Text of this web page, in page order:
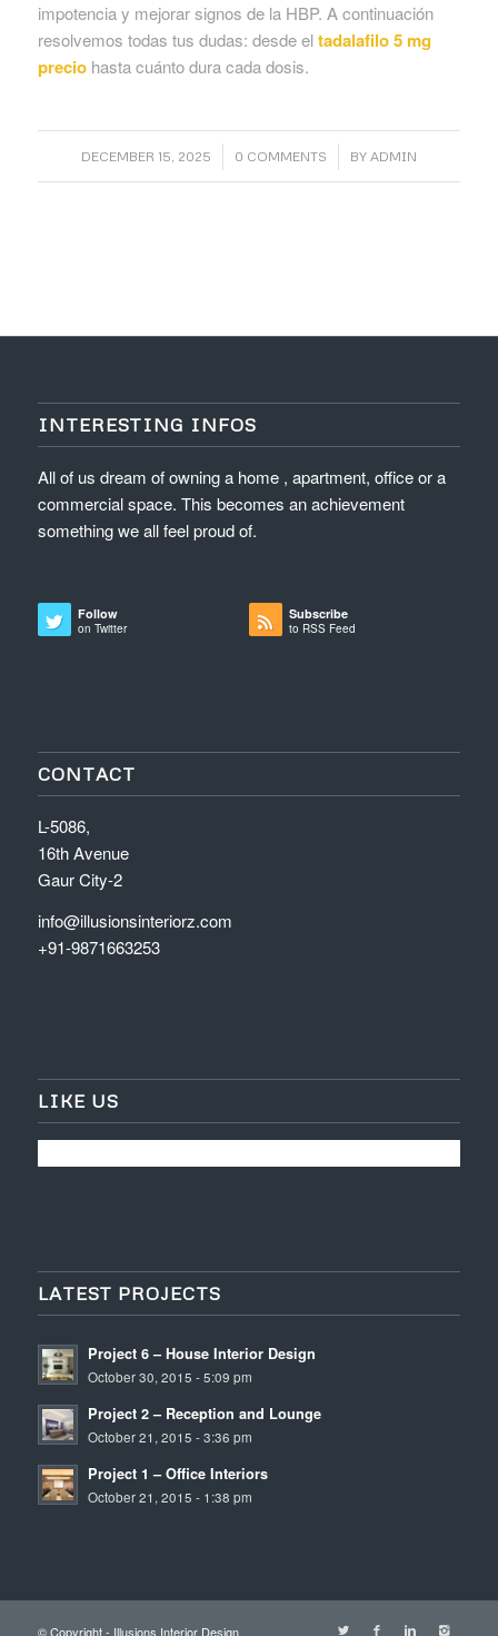
impotencia y mejorar signos de la HBP. A continuación
resolvemos todas tus dudas: desde eltadalafilo 5 mg
preciohasta cuánto dura cada dosis.
DECEMBER 15, 2025
/ 0 COMMENTS
/ BY ADMIN
INTERESTING INFOS
All of us dream of owning a home , apartment, office or a
commercial space. This becomes an achievement
something we all feel proud of.
Follow
on Twitter
Subscribe
to RSS Feed
CONTACT
L-5086,
16th Avenue
Gaur City-2
info@illusionsinteriorz.com
+91-9871663253
LIKE US
LATEST PROJECTS
Project 6 – House Interior Design
October 30, 2015 - 5:09 pm
Project 2 – Reception and Lounge
October 21, 2015 - 3:36 pm
Project 1 – Office Interiors
October 21, 2015 - 1:38 pm
© Copyright - Illusions Interior Design